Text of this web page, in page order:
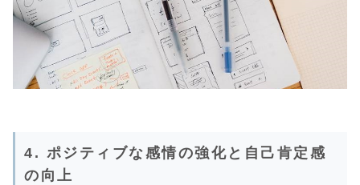
4. ポジティブな感情の強化と自己肯定感
の向上